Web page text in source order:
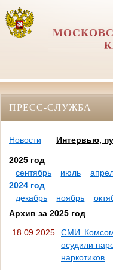
ПРЕСС-СЛУЖБА
Новости Интервью,
2025 год
сентябрь
июль
2024 год
декабрь
ноябрь
Архив за 2025 год
18.09.2025
СМИ
осудили
наркотиков